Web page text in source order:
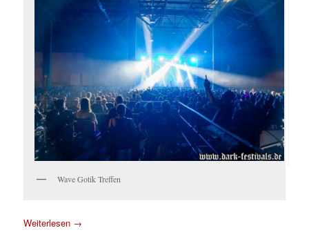
Wave Gotik Treffen
Weiterlesen →